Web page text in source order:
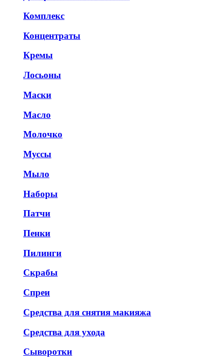
Комплекс
Концентраты
Кремы
Лосьоны
Маски
Масло
Молочко
Муссы
Мыло
Наборы
Патчи
Пенки
Пилинги
Скрабы
Спреи
Средства для снятия макияжа
Средства для ухода
Сыворотки